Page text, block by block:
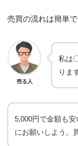
売買の流れは簡単で
売る人
私は
りま
5,000円で金額も
にお願いしよう。